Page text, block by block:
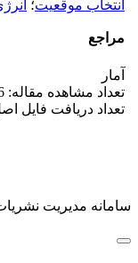
انتخاب موقعیت؛
مراجع
آمار
تعداد مشاهده مقاله: 1,206
تعداد دریافت فایل اصل
سامانه مدیریت